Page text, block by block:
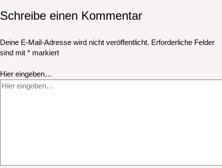
Schreibe einen Kommentar
Deine E-Mail-Adresse wird nicht veröffentlicht. Erforderliche Felder
sind mit * markiert
Hier eingeben…